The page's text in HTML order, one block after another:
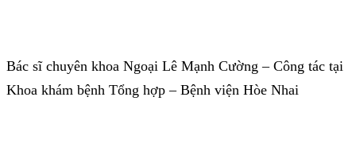
Bác sĩ chuyên khoa Ngoại Lê Mạnh Cường – Công tác tại
Khoa khám bệnh Tổng hợp – Bệnh viện Hòe Nhai